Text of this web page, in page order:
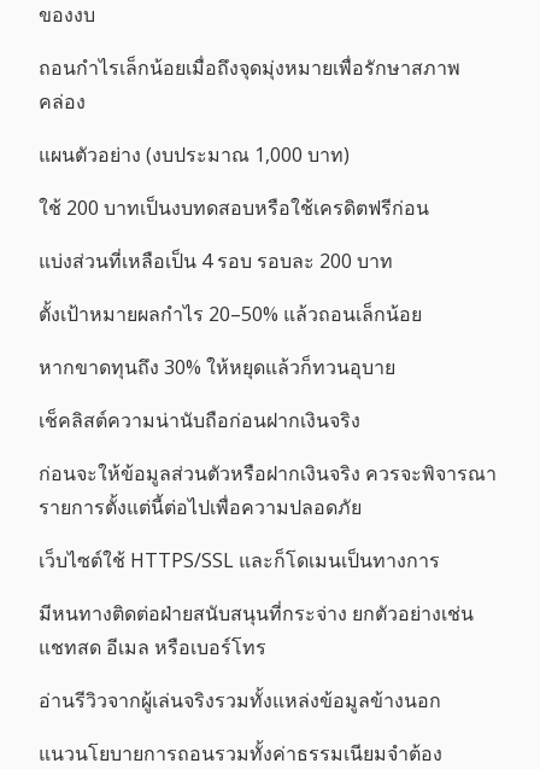
ของงบ
ถอนกำไรเล็กน้อยเมื่อถึงจุดมุ่งหมายเพื่อรักษาสภาพ
คล่อง
แผนตัวอย่าง (งบประมาณ 1,000 บาท)
ใช้ 200 บาทเป็นงบทดสอบหรือใช้เครดิตฟรีก่อน
แบ่งส่วนที่เหลือเป็น 4 รอบ รอบละ 200 บาท
ตั้งเป้าหมายผลกำไร 20–50% แล้วถอนเล็กน้อย
หากขาดทุนถึง 30% ให้หยุดแล้วก็ทวนอุบาย
เช็คลิสต์ความน่านับถือก่อนฝากเงินจริง
ก่อนจะให้ข้อมูลส่วนตัวหรือฝากเงินจริง ควรจะพิจารณา
รายการตั้งแต่นี้ต่อไปเพื่อความปลอดภัย
เว็บไซต์ใช้ HTTPS/SSL และก็โดเมนเป็นทางการ
มีหนทางติดต่อฝ่ายสนับสนุนที่กระจ่าง ยกตัวอย่างเช่น
แชทสด อีเมล หรือเบอร์โทร
อ่านรีวิวจากผู้เล่นจริงรวมทั้งแหล่งข้อมูลข้างนอก
แนวนโยบายการถอนรวมทั้งค่าธรรมเนียมจำต้อง